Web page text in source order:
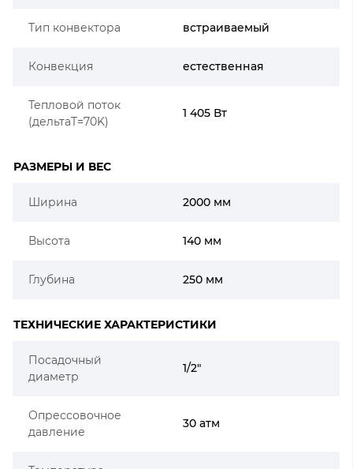
Тип конвектора встраиваемый
Конвекция естественная
Тепловой поток
(дельтаT=70K)
1 405 Вт
РАЗМЕРЫ И ВЕС
Ширина 2000 мм
Высота 140 мм
Глубина 250 мм
ТЕХНИЧЕСКИЕ ХАРАКТЕРИСТИКИ
Посадочный
диаметр
1/2"
Опрессовочное
давление
30 атм